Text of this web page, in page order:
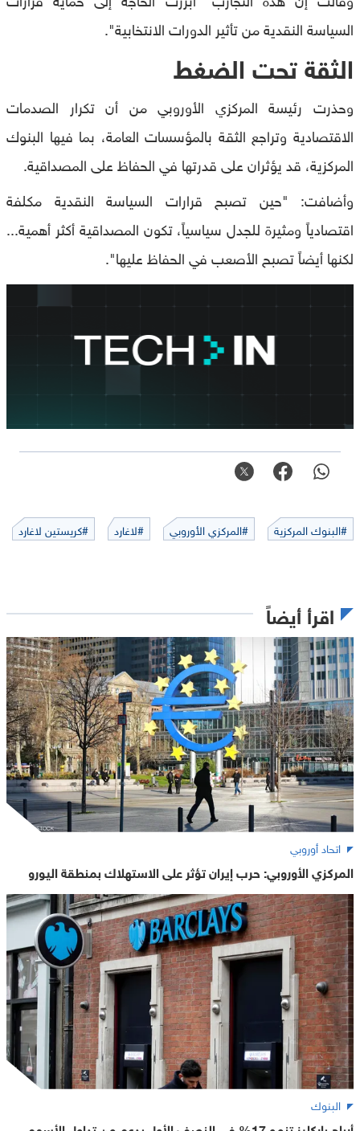
السياسة النقدية من تأثير الدورات الانتخابية".
الثقة تحت الضغط
وحذرت رئيسة المركزي الأوروبي من أن تكرار الصدمات
الاقتصادية وتراجع الثقة بالمؤسسات العامة، بما فيها البنوك
المركزية، قد يؤثران على قدرتها في الحفاظ على المصداقية.
وأضافت: "حين تصبح قرارات السياسة النقدية مكلفة
اقتصادياً ومثيرة للجدل سياسياً، تكون المصداقية أكثر أهمية...
لكنها أيضاً تصبح الأصعب في الحفاظ عليها".
#البنوك المركزية #المركزي الأوروبي #لاغارد #كريستين لاغارد
اقرأ أيضاً
اتحاد أوروبي
المركزي الأوروبي: حرب إيران تؤثر على الاستهلاك بمنطقة اليورو
البنوك